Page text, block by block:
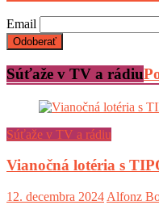
Email
Súťaže v TV a rádiu
Súťaže v TV a rádiu
Vianočná lotéria s
12. decembra 2024 Alfonz